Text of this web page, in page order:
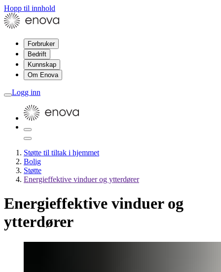
Hopp til innhold
Forbruker
Bedrift
Kunnskap
Om Enova
Logg inn
Støtte til tiltak i hjemmet
Bolig
Støtte
Energieffektive vinduer og ytterdører
Energieffektive vinduer og
ytterdører